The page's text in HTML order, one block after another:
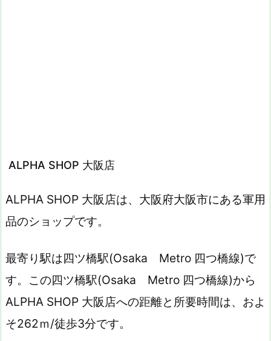
ALPHA SHOP 大阪店
ALPHA SHOP 大阪店は、大阪府大阪市にある軍用
品のショップです。
最寄り駅は四ツ橋駅(Osaka Metro 四つ橋線)で
す。この四ツ橋駅(Osaka Metro 四つ橋線)から
ALPHA SHOP 大阪店への距離と所要時間は、およ
そ262ｍ/徒歩3分です。